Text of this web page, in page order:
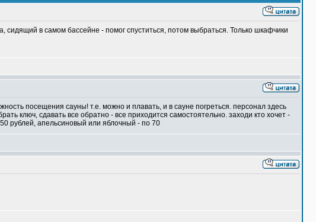
в самом бассейне - помог спуститься, потом выбраться. Только шкафчики
посещения сауны! т.е. можно и плавать, и в сауне погреться. персонал здесь
ключ, сдавать все обратно - все приходится самостоятельно. заходи кто хочет -
рублей, апельсиновый или яблочный - по 70